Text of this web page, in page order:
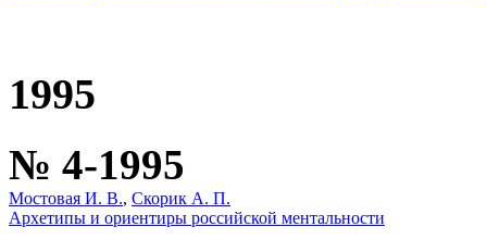
1995
№ 4-1995
Мостовая И. В., Скорик А. П.
Архетипы и ориентиры российской ментальности